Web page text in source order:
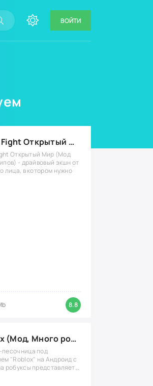
ВОЙТИ
Toilet Fight Открытый Мир (Мод: много чипов, денег, все открыто, бессмертие, урон, 50+ читов)
Открытый Мир (Мод
- драйвовый экшн от
лица, в котором нужно
8.8
Roblox (Мод, Много робуксов)
под
"Roblox" на Андроид с
робуксы представляет